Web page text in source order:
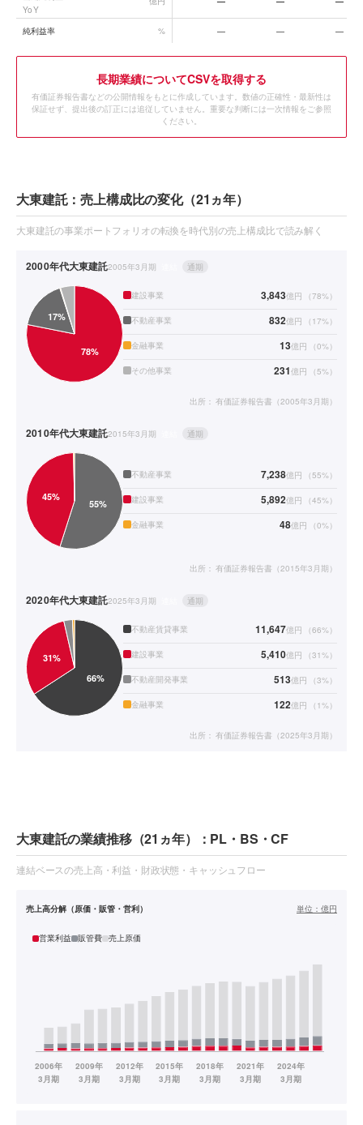
YoY
純利益率 % — — —
長期業績についてCSVを取得する
有価証券報告書などの公開情報をもとに作成しています。数値の正確性・最新性は
保証せず、提出後の訂正には追従していません。重要な判断には一次情報をご参照
ください。
大東建託：売上構成比の変化（21ヵ年）
大東建託の事業ポートフォリオの転換を時代別の売上構成比で読み解く
2000年代大東建託2005年3月期 通期
建設事業 3,843億円 （78%）
不動産事業 832億円 （ 17%）
金融事業 13億円 （0%）
その他事業 231億円 （5%）
出所： 有価証券報告書（2005年3月期）
2010年代大東建託2015年3月期 通期
不動産事業 7,238億円 （55%）
建設事業 5,892億円 （45%）
金融事業 48億円 （0%）
出所： 有価証券報告書（2015年3月期）
2020年代大東建託2025年3月期 通期
不動産賃貸事業 11,647億円 （66%）
建設事業 5,410億円 （31%）
不動産開発事業 513億円 （3%）
金融事業 122億円 （ 1%）
出所： 有価証券報告書（2025年3月期）
大東建託の業績推移（21ヵ年）：PL・BS・CF
連結ベースの売上高・利益・財政状態・キャッシュフロー
売上高分解（原価・販管・営利） 単位： 億円
営業利益 販管費 売上原価